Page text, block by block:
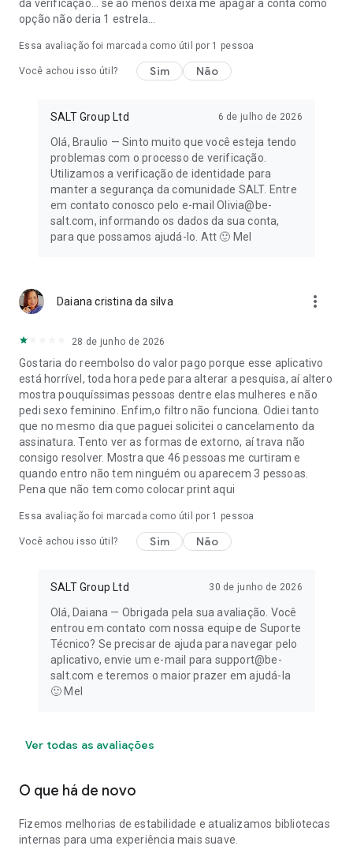
da verificação... se ao menos deixa me apagar a conta como
opção não deria 1 estrela...
Essa avaliação foi marcada como útil por 1 pessoa
Você achou isso útil? Sim Não
SALT Group Ltd 6 de julho de 2026
Olá, Braulio — Sinto muito que você esteja tendo
problemas com o processo de verificação.
Utilizamos a verificação de identidade para
manter a segurança da comunidade SALT. Entre
em contato conosco pelo e-mail Olivia@be-
salt.com, informando os dados da sua conta,
para que possamos ajudá-lo. Att 🙂 Mel
Daiana cristina da silva more_vert
28 de junho de 2026
Gostaria do reembolso do valor pago porque esse aplicativo
está horrível, toda hora pede para alterar a pesquisa, aí altero
mostra pouquíssimas pessoas dentre elas mulheres e não
pedi sexo feminino. Enfim,o filtro não funciona. Odiei tanto
que no mesmo dia que paguei solicitei o cancelamento da
assinatura. Tento ver as formas de extorno, aí trava não
consigo resolver. Mostra que 46 pessoas me curtiram e
quando entro não tem ninguém ou aparecem 3 pessoas.
Pena que não tem como colocar print aqui
Essa avaliação foi marcada como útil por 1 pessoa
Você achou isso útil? Sim Não
SALT Group Ltd 30 de junho de 2026
Olá, Daiana — Obrigada pela sua avaliação. Você
entrou em contato com nossa equipe de Suporte
Técnico? Se precisar de ajuda para navegar pelo
aplicativo, envie um e-mail para support@be-
salt.com e teremos o maior prazer em ajudá-la
🙂 Mel
Ver todas as avaliações
O que há de novo
Fizemos melhorias de estabilidade e atualizamos bibliotecas
internas para uma experiência mais suave.